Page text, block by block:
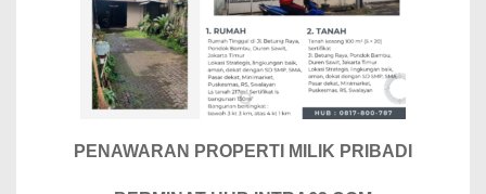
PENAWARAN PROPERTI MILIK PRIBADI